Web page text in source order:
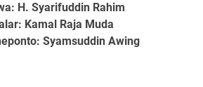
: H. Syarifuddin Rahim
: Kamal Raja Muda
: Syamsuddin Awing